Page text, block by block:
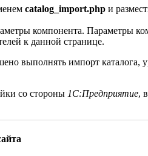
catalog_import.php и
компонента. Параметры
к данной странице.
выполнять импорт
со стороны 1С:Предприятие,